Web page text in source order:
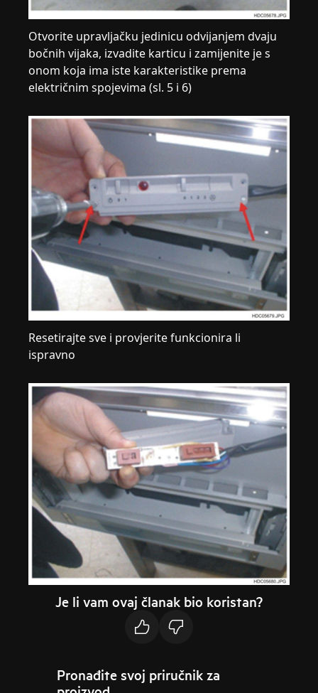
Otvorite upravljačku jedinicu odvijanjem dvaju
bočnih vijaka, izvadite karticu i zamijenite je s
onom koja ima iste karakteristike prema
električnim spojevima (sl. 5 i 6)
Resetirajte sve i provjerite funkcionira li
ispravno
Je li vam ovaj članak bio koristan?
Pronađite svoj priručnik za